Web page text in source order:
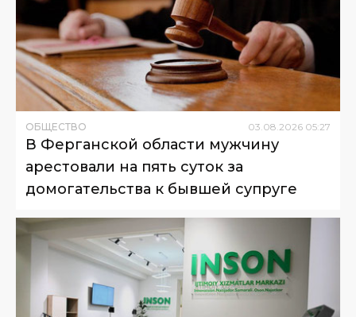
ОБЩЕСТВО 03.08.2026 05:27
В Ферганской области мужчину
арестовали на пять суток за
домогательства к бывшей супруге